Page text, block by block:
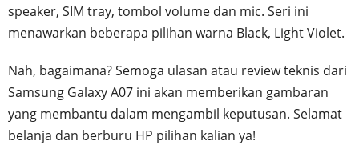
speaker, SIM tray, tombol volume dan mic. Seri ini
menawarkan beberapa pilihan warna Black, Light Violet.
Nah, bagaimana? Semoga ulasan atau review teknis dari
Samsung Galaxy A07 ini akan memberikan gambaran
yang membantu dalam mengambil keputusan. Selamat
belanja dan berburu HP pilihan kalian ya!